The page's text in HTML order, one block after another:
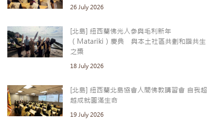
26 July 2026
[北島] 紐西蘭佛光人參與毛利新年
（Matariki）慶典 與本土社區共劃和諧共生
之槳
18 July 2026
[北島] 紐西蘭北島協會人間佛教講習會 自我超
越成就圓滿生命
19 July 2026